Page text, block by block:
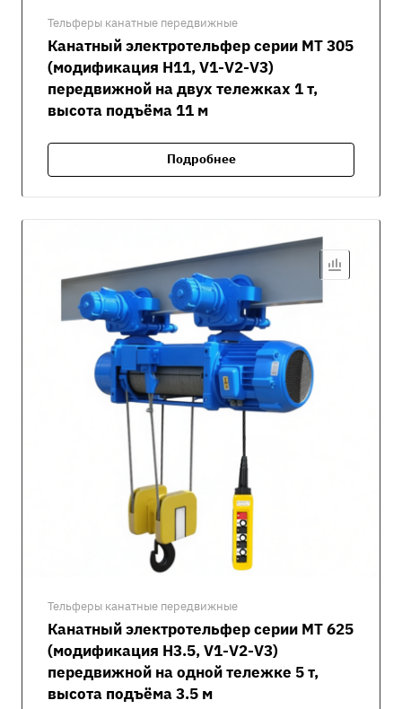
Тельферы канатные передвижные
Канатный электротельфер серии MT 305
(модификация H11, V1-V2-V3)
передвижной на двух тележках 1 т,
высота подъёма 11 м
Подробнее
Тельферы канатные передвижные
Канатный электротельфер серии MT 625
(модификация H3.5, V1-V2-V3)
передвижной на одной тележке 5 т,
высота подъёма 3.5 м